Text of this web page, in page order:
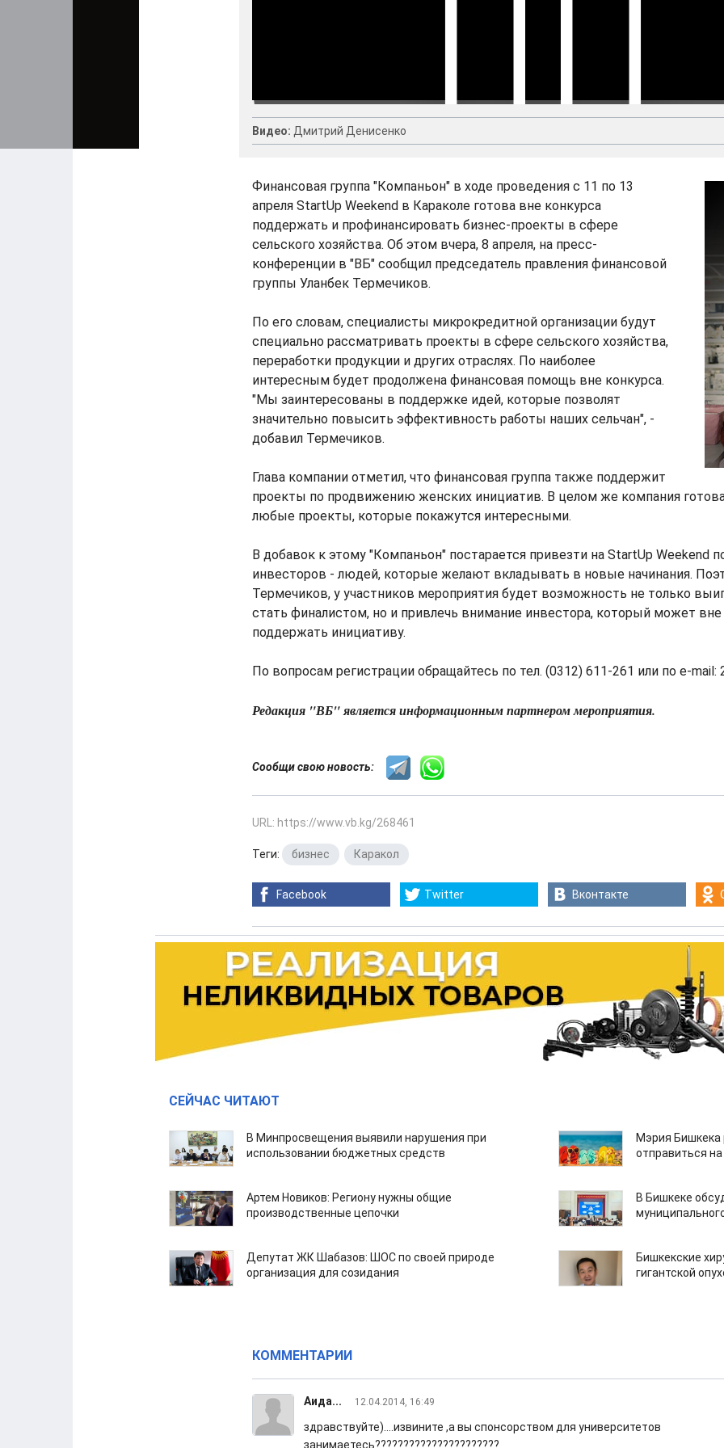
Видео: Дмитрий Денисенко
Финансовая группа "Компаньон" в ходе проведения с 11 по 13
апреля StartUp Weekend в Караколе готова вне конкурса
поддержать и профинансировать бизнес-проекты в сфере
сельского хозяйства. Об этом вчера, 8 апреля, на пресс-
конференции в "ВБ" сообщил председатель правления финансовой
группы Уланбек Термечиков.
По его словам, специалисты микрокредитной организации будут
специально рассматривать проекты в сфере сельского хозяйства,
переработки продукции и других отраслях. По наиболее
интересным будет продолжена финансовая помощь вне конкурса.
"Мы заинтересованы в поддержке идей, которые позволят
значительно повысить эффективность работы наших сельчан", -
добавил Термечиков.
Глава компании отметил, что финансовая группа также поддержит
проекты по продвижению женских инициатив. В целом же компания
любые проекты, которые покажутся интересными.
В добавок к этому "Компаньон" постарается привезти на StartUp Weekend
инвесторов - людей, которые желают вкладывать в новые начинания.
Термечиков, у участников мероприятия будет возможность не только
стать финалистом, но и привлечь внимание инвестора, который может
поддержать инициативу.
По вопросам регистрации обращайтесь по тел. (0312) 611-261 или по e-mail:
Редакция "ВБ" является информационным партнером мероприятия.
Сообщи свою новость:
URL: https://www.vb.kg/268461
Теги: бизнес Каракол
Facebook Twitter Вконтакте
СЕЙЧАС ЧИТАЮТ
В Минпросвещения выявили нарушения при
использовании бюджетных средств
Мэрия Бишкека
отправиться
Артем Новиков: Региону нужны общие
производственные цепочки
В Бишкеке
Депутат ЖК Шабазов: ШОС по своей природе
организация для созидания
Бишкекские
гигантской
КОММЕНТАРИИ
Аида... 12.04.2014, 16:49
здравствуйте)....извините ,а вы спонсорством для университетов
занимаетесь??????????????????????